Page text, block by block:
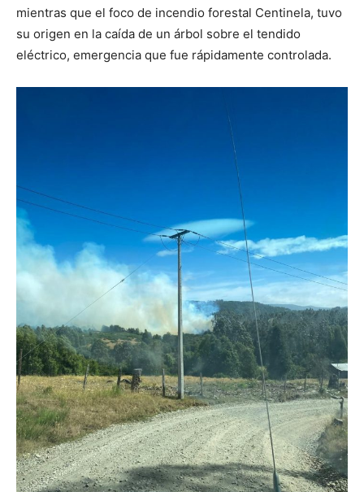
mientras que el foco de incendio forestal Centinela, tuvo
su origen en la caída de un árbol sobre el tendido
eléctrico, emergencia que fue rápidamente controlada.